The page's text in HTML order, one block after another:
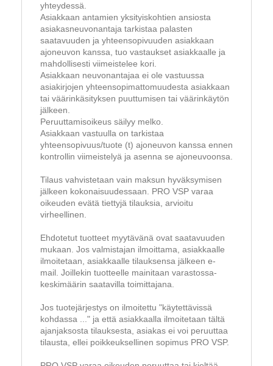
yhteydessä.
Asiakkaan antamien yksityiskohtien ansiosta
asiakasneuvonantaja tarkistaa palasten
saatavuuden ja yhteensopivuuden asiakkaan
ajoneuvon kanssa, tuo vastaukset asiakkaalle ja
mahdollisesti viimeistelee kori.
Asiakkaan neuvonantajaa ei ole vastuussa
asiakirjojen yhteensopimattomuudesta asiakkaan
tai väärinkäsityksen puuttumisen tai väärinkäytön
jälkeen.
Peruuttamisoikeus säilyy melko.
Asiakkaan vastuulla on tarkistaa
yhteensopivuus/tuote (t) ajoneuvon kanssa ennen
kontrollin viimeistelyä ja asenna se ajoneuvoonsa.
Tilaus vahvistetaan vain maksun hyväksymisen
jälkeen kokonaisuudessaan. PRO VSP varaa
oikeuden evätä tiettyjä tilauksia, arvioitu
virheellinen.
Ehdotetut tuotteet myytävänä ovat saatavuuden
mukaan. Jos valmistajan ilmoittama, asiakkaalle
ilmoitetaan, asiakkaalle tilauksensa jälkeen e-
mail. Joillekin tuotteelle mainitaan varastossa-
keskimäärin saatavilla toimittajana.
Jos tuotejärjestys on ilmoitettu "käytettävissä
kohdassa ..." ja että asiakkaalla ilmoitetaan tältä
ajanjaksosta tilauksesta, asiakas ei voi peruuttaa
tilausta, ellei poikkeuksellinen sopimus PRO VSP.